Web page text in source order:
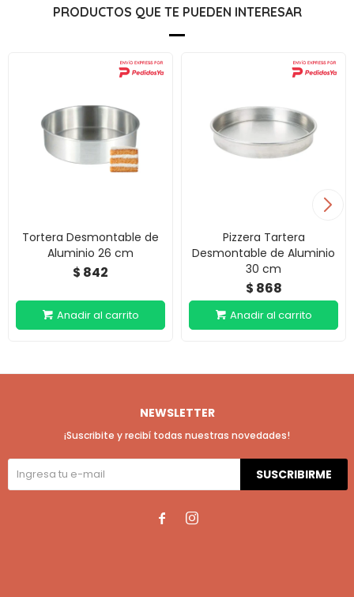
PRODUCTOS QUE TE PUEDEN INTERESAR
Tortera Desmontable de
Aluminio 26 cm
$ 842
Pizzera Tartera
Desmontable de Aluminio
30 cm
$ 868
NEWSLETTER
¡Suscribite y recibí todas nuestras novedades!
SUSCRIBIRME
 